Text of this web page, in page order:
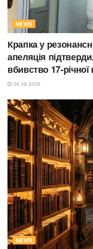
NEWS
Крапка у
апеляція
вбивство 17-
06.08.2026
NEWS